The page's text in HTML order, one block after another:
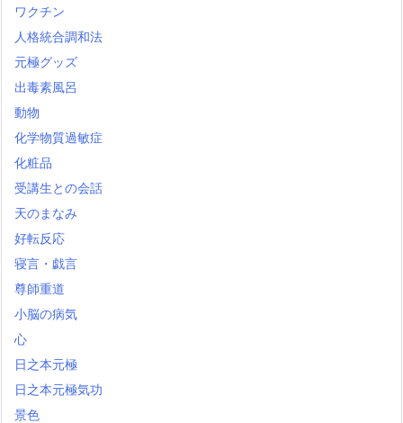
ワクチン
人格統合調和法
元極グッズ
出毒素風呂
動物
化学物質過敏症
化粧品
受講生との会話
天のまなみ
好転反応
寝言・戯言
尊師重道
小脳の病気
心
日之本元極
日之本元極気功
景色